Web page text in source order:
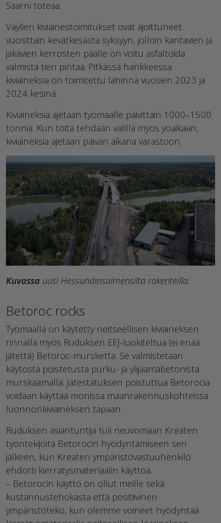
Saarni toteaa.
Väylien kiviainestoimitukset ovat ajoittuneet
vuosittain kevätkesästä syksyyn, jolloin kantavien ja
jakavien kerrosten päälle on voitu asfaltoida
valmista tien pintaa. Pitkässä hankkeessa
kiviaineksia on toimitettu lähinnä vuosien 2023 ja
2024 kesinä.
Kiviaineksia ajetaan työmaalle päivittäin 1000–1500
tonnia. Kun töitä tehdään välillä myös yöaikaan,
kiviaineksia ajetaan päivän aikana varastoon.
Kuvassa uusi Hessundinsalmensilta rakenteilla.
Betoroc rocks
Työmaalla on käytetty neitseellisen kiviaineksen
rinnalla myös Ruduksen EEJ-luokiteltua (ei enää
jätettä) Betoroc-mursketta. Se valmistetaan
käytöstä poistetusta purku- ja ylijäämäbetonista
murskaamalla. Jätestatuksen poistuttua Betorocia
voidaan käyttää monissa maanrakennuskohteissa
luonnonkiviaineksen tapaan.
Ruduksen asiantuntija tuli neuvomaan Kreaten
työntekijöitä Betorocin hyödyntämiseen sen
jälkeen, kun Kreaten ympäristövastuuhenkilö
ehdotti kierrätysmateriaalin käyttöä.
– Betorocin käyttö on ollut meille sekä
kustannustehokasta että positiivinen
ympäristöteko, kun olemme voineet hyödyntää